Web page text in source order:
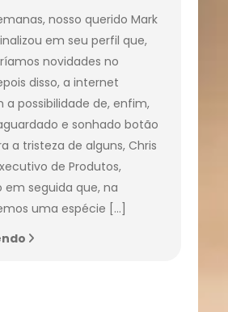
nosso querido Mark
em seu perfil que,
novidades no
disso, a internet
a possibilidade de, enfim,
e sonhado botão
a tristeza de alguns, Chris
de Produtos,
em seguida que, na
uma espécie […]